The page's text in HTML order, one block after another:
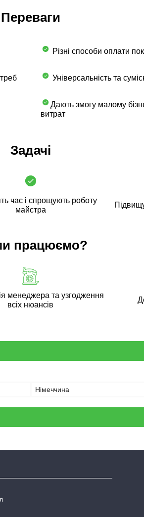
Переваги
Різні способи оплати
Універсальність та
Дають змогу малому
витрат
Задачі
час і спрощують роботу
майстра
працюємо?
менеджера та узгодження
всіх нюансів
Німеччина